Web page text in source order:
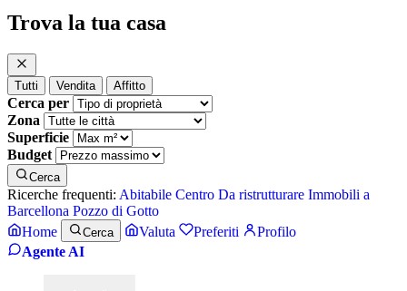
Trova la tua casa
Tutti Vendita Affitto
Cerca per
Zona
Superficie
Budget
Cerca
Ricerche frequenti: Abitabile Centro Da ristrutturare Immobili a
Barcellona Pozzo di Gotto
Home
Cerca Valuta Preferiti
Profilo
Agente AI